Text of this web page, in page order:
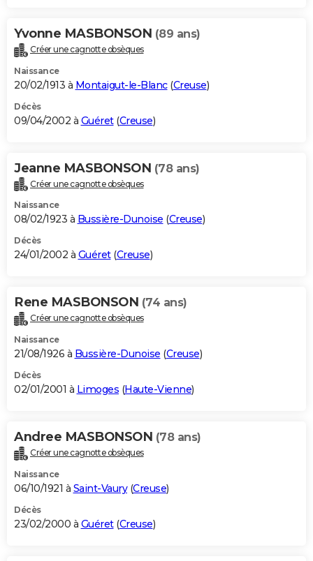
Yvonne MASBONSON (89 ans)
Créer une cagnotte obsèques
Naissance
20/02/1913 à Montaigut-le-Blanc(Creuse)
Décès
09/04/2002 à Guéret(Creuse)
Jeanne MASBONSON (78 ans)
Créer une cagnotte obsèques
Naissance
08/02/1923 à Bussière-Dunoise (Creuse)
Décès
24/01/2002 à Guéret(Creuse)
Rene MASBONSON (74 ans)
Créer une cagnotte obsèques
Naissance
21/08/1926 à Bussière-Dunoise (Creuse)
Décès
02/01/2001 à Limoges (Haute-Vienne)
Andree MASBONSON (78 ans)
Créer une cagnotte obsèques
Naissance
06/10/1921 à Saint-Vaury(Creuse)
Décès
23/02/2000 à Guéret(Creuse)